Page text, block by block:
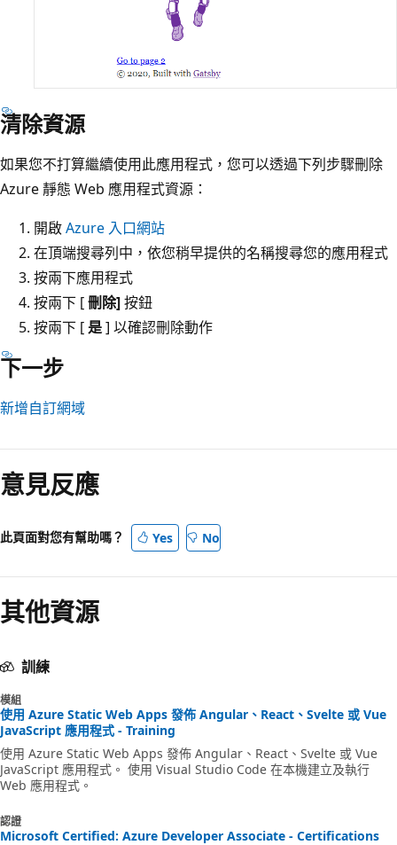
清除資源
如果您不打算繼續使用此應用程式，您可以透過下列步驟刪除
Azure 靜態 Web 應用程式資源：
開啟Azure 入口網站
在頂端搜尋列中，依您稍早提供的名稱搜尋您的應用程式
按兩下應用程式
按兩下 [刪除]按鈕
按兩下 [ 是] 以確認刪除動作
下一步
新增自訂網域
意見反應
此頁面對您有幫助嗎？ Yes No
其他資源
訓練
模組
使用 Azure Static Web Apps 發佈 Angular、React、Svelte 或 Vue
JavaScript 應用程式 - Training
使用 Azure Static Web Apps 發佈 Angular、React、Svelte 或 Vue
JavaScript 應用程式。 使用 Visual Studio Code 在本機建立及執行
Web 應用程式。
認證
Microsoft Certified: Azure Developer Associate - Certifications